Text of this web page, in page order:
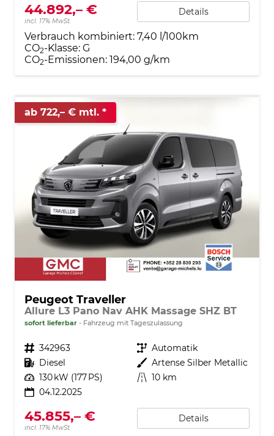
44.892,– €
incl. 17% MwSt.
Details
Verbrauch kombiniert: 7,40 l/100km
CO2-Klasse: G
CO2-Emissionen: 194,00 g/km
ab 722,– € mtl.
Peugeot Traveller
Allure L3 Pano Nav AHK Massage SHZ BT
sofort lieferbar Fahrzeug mit Tageszulassung
Fahrzeugnr. 342963 Getriebe Automatik
Kraftstoff Diesel Außenfarbe Artense Silber Metallic
Leistung 130 kW (177 PS) Kilometerstand 10 km
04.12.2025
45.855,– €
incl. 17% MwSt.
Details